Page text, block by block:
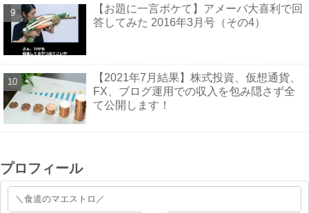
【お題に一言ボケて】アメーバ大喜利で回
答してみた 2016年3月号（その4）
【2021年7月結果】株式投資、仮想通貨、
FX、ブログ運用での収入を包み隠さず全
て公開します！
プロフィール
＼食道のマエストロ／